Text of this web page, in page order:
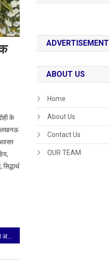
के
लखनऊ
यूपी के कई जिलों में शीतलहर का अलर्ट जारी, पहाड़ी राज्यों में बर्फबारी
ADVERTISEMENT
ABOUT US
Home
About Us
Contact Us
OUR TEAM